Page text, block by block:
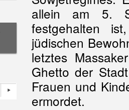
allein am 5.
festgehalten
jüdischen
letztes
Ghetto der
Frauen und
ermordet.